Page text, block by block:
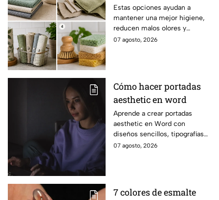
de cocina por opciones
más saludables,
modernas y elegantes
Estas opciones ayudan a
mantener una mejor higiene,
reducen malos olores y
aportan un toque moderno a la
07 agosto, 2026
Cómo hacer portadas
aesthetic en word
Aprende a crear portadas
aesthetic en Word con
diseños sencillos, tipografías
bonitas y detalles visuales que
07 agosto, 2026
7 colores de esmalte